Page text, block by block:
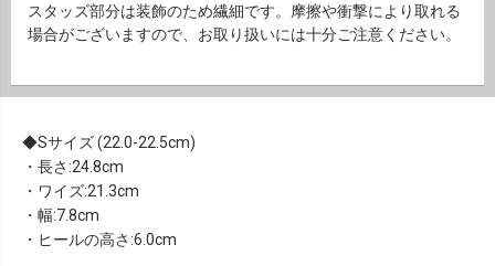
スタッズ部分は装飾のため繊細です。摩擦や衝撃により取れる
場合がございますので、お取り扱いには十分ご注意ください。
Sサイズ (22.0-22.5cm)
・長さ:24.8cm
・ワイズ:21.3cm
・幅:7.8cm
・ヒールの高さ:6.0cm